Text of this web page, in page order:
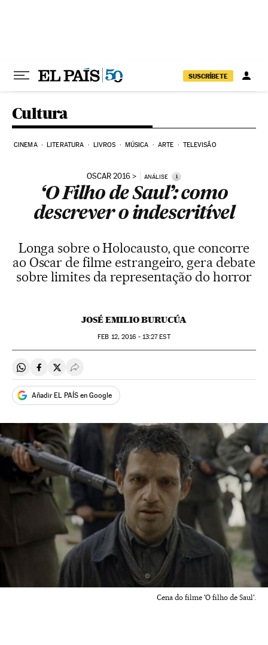
SUSCRÍBETE
Cultura
CINEMA LITERATURA LIVROS MÚSICA ARTE TELEVISÃO
OSCAR 2016 ANÁLISE i
‘O Filho de Saul’: como
descrever o indescritível
Longa sobre o Holocausto, que concorre
ao Oscar de filme estrangeiro, gera debate
sobre limites da representação do horror
JOSÉ EMILIO BURUCÚA
FEB 12, 2016 - 13:27EST
Compartir en Whatsapp
Compartir en Facebook
Compartir en Twitter
Desplegar Redes Sociales
Añadir EL PAÍS en Google
Cena do filme 'O filho de Saul'.